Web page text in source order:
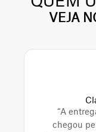
VEJA
“A
chegou